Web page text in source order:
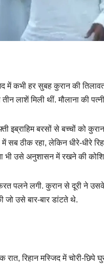
में कभी हर सुबह कुरान की
लाशें मिली थीं. मौलाना की
इब्राहिम बरसों से बच्चों को
ठीक रहा, लेकिन धीरे-धीरे
भी उसे अनुशासन में रखने की
पलने लगी. कुरान से दूरी ने
जो उसे बार-बार डांटते थे.
रात, रिहान मस्जिद में